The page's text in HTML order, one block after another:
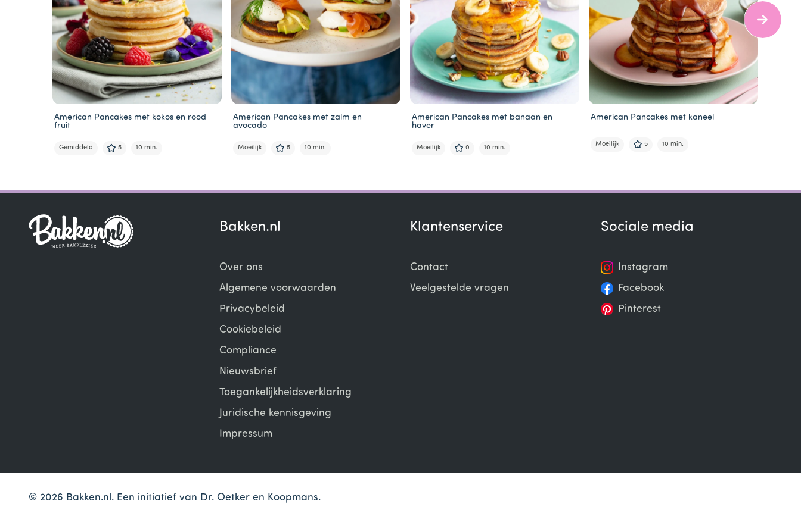
American Pancakes met kokos en rood
fruit
Gemiddeld 5 10 min.
American Pancakes met zalm en
avocado
Moeilijk 5 10 min.
American Pancakes met banaan en
haver
Moeilijk 0 10 min.
American Pancakes met kaneel
Moeilijk 5 10 min.
of
Bakken.nl
Over ons
Algemene voorwaarden
Privacybeleid
Cookiebeleid
Compliance
Nieuwsbrief
Toegankelijkheidsverklaring
Juridische kennisgeving
Impressum
Klantenservice
Contact
Veelgestelde vragen
Sociale media
Instagram
Facebook
Pinterest
© 2026 Bakken.nl. Een initiatief van Dr. Oetker en Koopmans.